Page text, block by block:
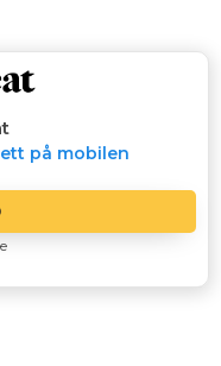
på mobilen